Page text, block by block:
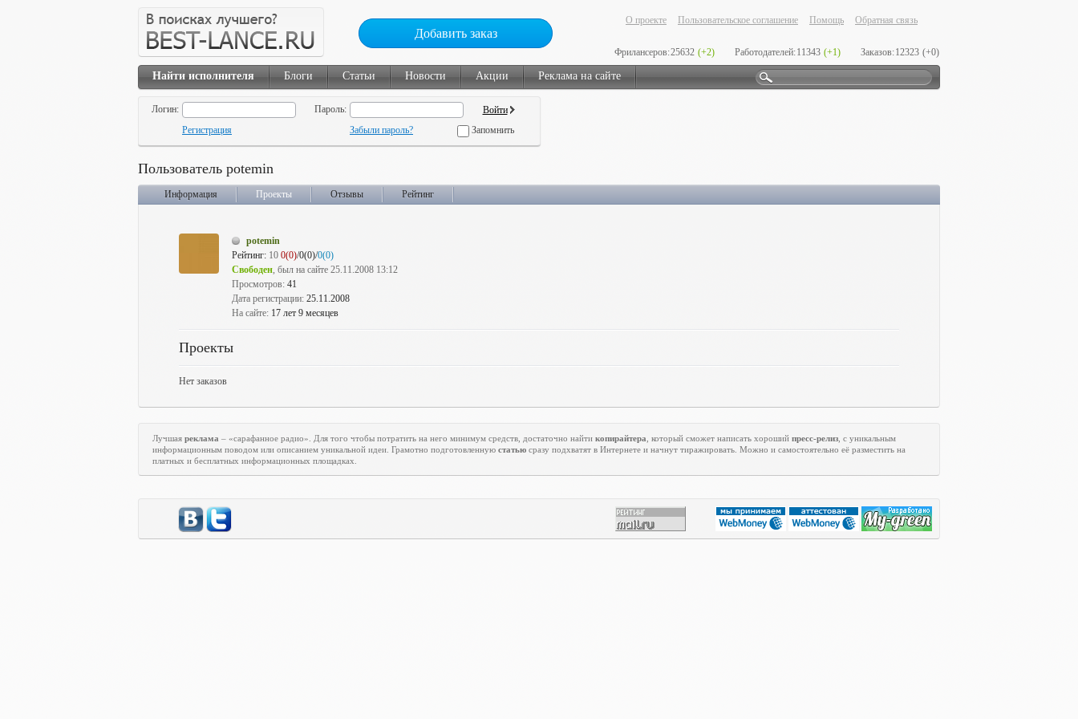
Добавить заказ
О проекте Пользовательское соглашение Помощь Обратная связь
Фрилансеров:25632 (+2) Работодателей:11343 (+1) Заказов:12323 (+0)
Найти исполнителя Блоги Статьи Новости Акции Реклама на сайте
Логин:
Пароль:
Регистрация
Забыли пароль? Запомнить
Пользователь potemin
Информация Проекты Отзывы Рейтинг
potemin
Рейтинг: 10 0(0)/0(0)/0(0)
Свободен, был на сайте 25.11.2008 13:12
Просмотров: 41
Дата регистрации: 25.11.2008
На сайте: 17 лет 9 месяцев
Проекты
Нет заказов
Лучшая реклама – «сарафанное радио». Для того чтобы потратить на него минимум средств, достаточно найти копирайтера , который сможет написать хороший пресс-релиз , с уникальным
информационным поводом или описанием уникальной идеи. Грамотно подготовленную статью сразу подхватят в Интернете и начнут тиражировать. Можно и самостоятельно её разместить на
платных и бесплатных информационных площадках.